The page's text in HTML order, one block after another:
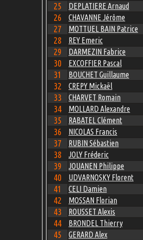
25 DEPLATIERE Arnaud
26 CHAVANNE Jérôme
27 MOTTUEL BAIN Patrice
28 REY Emeric
29 DARMEZIN Fabrice
30 EXCOFFIER Pascal
31 BOUCHET Guillaume
32 CREPY Mickaël
33 CHARVET Romain
34 MOLLARD Alexandre
35 RABATEL Clément
36 NICOLAS Francis
37 RUBIN Sébastien
38 JOLY Fréderic
39 JOUANEN Philippe
40 UDVARNOSKY Florent
41 CELI Damien
42 MOSSAN Florian
43 ROUSSET Alexis
44 BRONDEL Thierry
45 GERARD Alex